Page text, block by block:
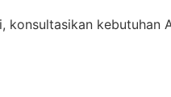
konsultasikan kebutuhan